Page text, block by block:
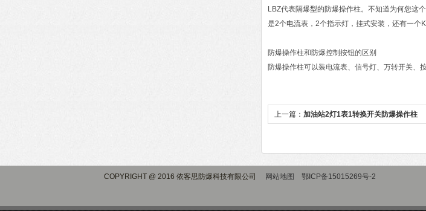
LBZ代表隔爆型的防爆操作柱。不知道为何您这
是2个电流表，2个指示灯，挂式安装，还有一个
防爆操作柱和防爆控制按钮的区别
防爆操作柱可以装电流表、信号灯、万转开关、
上一篇： 加油站2灯1表1转换开关防爆操作柱
COPYRIGHT @ 2016 依客思防爆科技有限公司 网站地图 鄂ICP备15015269号-2